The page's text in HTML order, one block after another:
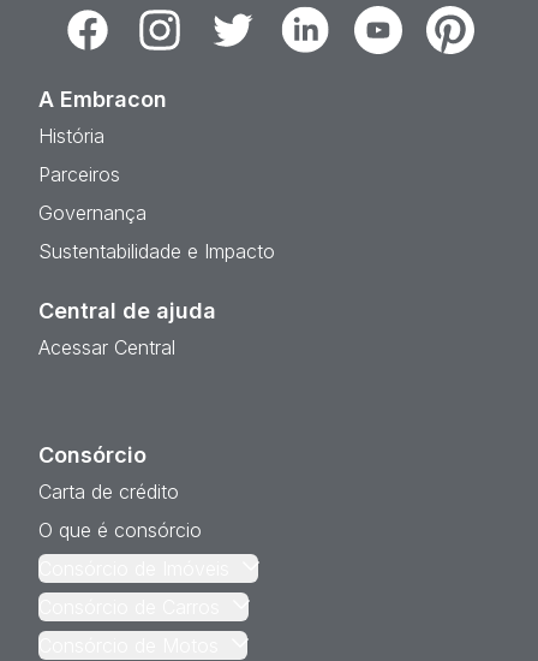
FacebookInstagramTwitter LinkedinYoutubePinterest
A Embracon
História
Parceiros
Governança
Sustentabilidade e Impacto
Central de ajuda
Acessar Central
Consórcio
Carta de crédito
O que é consórcio
Consórcio de Imóveis
Consórcio de Carros
Consórcio de Motos